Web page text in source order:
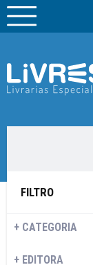
FILTRO
CATEGORIA
EDITORA